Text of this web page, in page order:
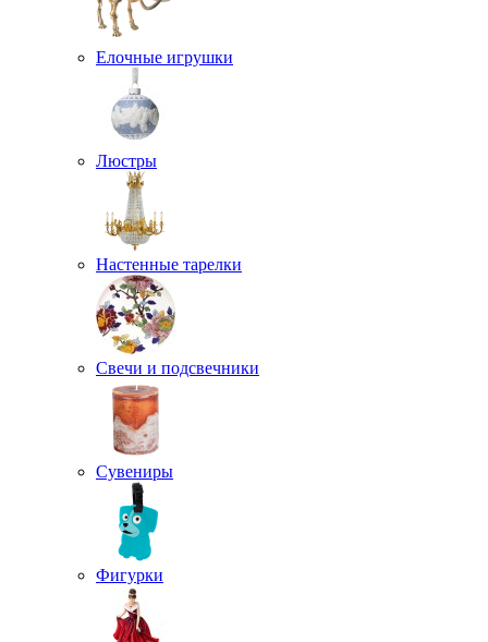
Елочные игрушки
Люстры
Настенные тарелки
Свечи и подсвечники
Сувениры
Фигурки